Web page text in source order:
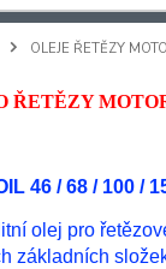
OLEJE ŘETĚZY
ŘETĚZY
46 / 68 / 100 /
olej pro
základních